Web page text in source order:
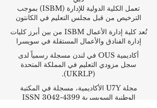
تعمل الكلية الدولية للإدارة (ISBM) بموجب
الترخيص من قبل مجلس التعليم في الكانتون
تُعد كلية إدارة الأعمال ISBM من بين أبرز كليات
إدارة الفنادق والأعمال المستقلة في سويسرا
أكاديمية OUS في لندن مسجلة رسمياً لدى
سجل مزودي التعليم في المملكة المتحدة
(UKRLP).
مجلة U7Y الأكاديمية، مسجلة في المكتبة
الوطنية السويسرية ISSN 3042-4399